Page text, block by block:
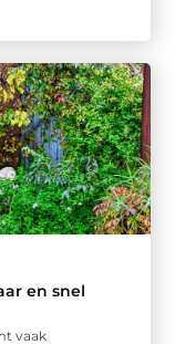
en snel
vaak